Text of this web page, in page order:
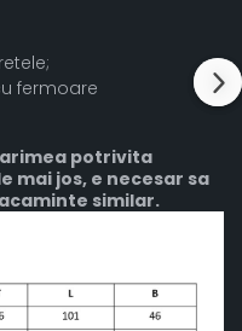
fermoare
potrivita
mai jos, e necesar sa
similar.